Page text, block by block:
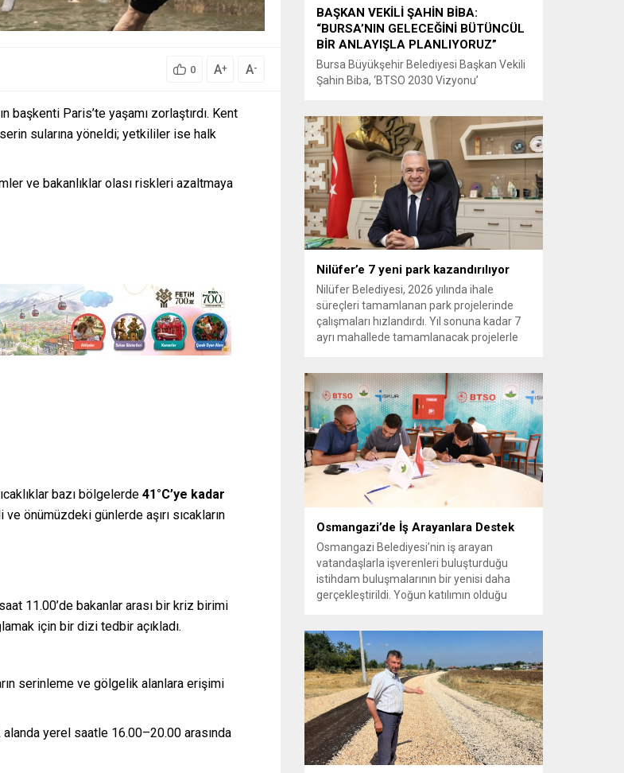
0 A+ A-
başkenti Paris’te yaşamı zorlaştırdı. Kent
sularına yöneldi; yetkililer ise halk
ve bakanlıklar olası riskleri azaltmaya
bazı bölgelerde 41°C’ye kadar
önümüzdeki günlerde aşırı sıcakların
11.00’de bakanlar arası bir kriz birimi
için bir dizi tedbir açıkladı.
serinleme ve gölgelik alanlara erişimi
alanda yerel saatle 16.00–20.00 arasında
BAŞKAN VEKİLİ ŞAHİN BİBA:
“BURSA’NIN GELECEĞİNİ BÜTÜNCÜL
BİR ANLAYIŞLA PLANLIYORUZ”
Bursa Büyükşehir Belediyesi Başkan Vekili
Şahin Biba, ‘BTSO 2030 Vizyonu’
programında, “Bursa’mızın ulaşım ve
turizm master planlarını vatandaşlarımızın
konforunu ve güvenliğini esas alarak
hazırlıyoruz. Çevre düzeni planı
çalışmalarımızı da şehrimizin gelecek
yıllardaki gelişimini bütüncül bir anlayışla
yönlendirecek şekilde sürdürüyoruz. KOBİ
OSB de...
Nilüfer’e 7 yeni park kazandırılıyor
Nilüfer Belediyesi, 2026 yılında ihale
süreçleri tamamlanan park projelerinde
çalışmaları hızlandırdı. Yıl sonuna kadar 7
ayrı mahallede tamamlanacak projelerle
Belediyesi, ilçe genelinde kişi başına düşen
yeşil alan miktarını artırmak ve
vatandaşlara yeni yaşam alanları sunmak
amacıyla yürüttüğü park çalışmalarını
sürdürüyor....
Osmangazi’de İş Arayanlara Destek
Osmangazi Belediyesi’nin iş arayan
vatandaşlarla işverenleri buluşturduğu
istihdam buluşmalarının bir yenisi daha
gerçekleştirildi. Yoğun katılımın olduğu
değerlendirmelerin ardından iş sahibi oldu.
Osmangazi Belediyesi’nin, Bursa Ticaret
ve Sanayi Odası (BTSO) ve İŞKUR iş
birliğiyle yıl boyunca sürdürdüğü istihdam
buluşmaları yoğun ilgi görmeye devam...